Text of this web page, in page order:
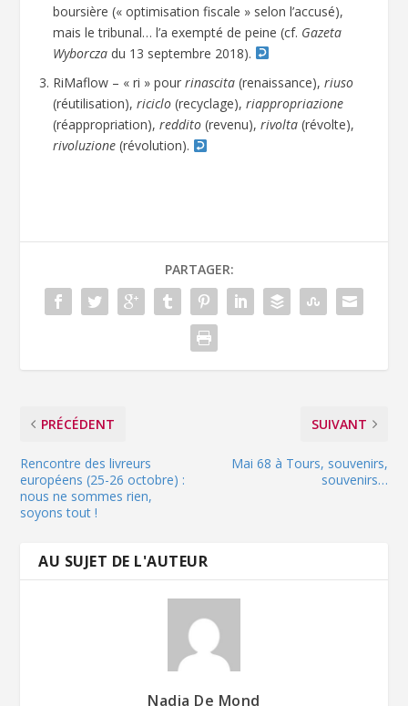
boursière (« optimisation fiscale » selon l’accusé),
mais le tribunal… l’a exempté de peine (cf. Gazeta
Wyborcza du 13 septembre 2018).
RiMaflow – « ri » pourrinascita (renaissance),riuso
(réutilisation),riciclo (recyclage),riappropriazione
(réappropriation),reddito (revenu),rivolta (révolte),
rivoluzione (révolution).
PARTAGER:
PRÉCÉDENT
Rencontre des livreurs
européens (25-26 octobre) :
nous ne sommes rien,
soyons tout !
SUIVANT
Mai 68 à Tours, souvenirs,
souvenirs…
AU SUJET DE L'AUTEUR
Nadia De Mond